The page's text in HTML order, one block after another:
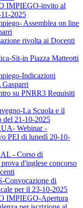
IMPIEGO-invito al
2025
Assemblea on line
rivolta ai Docenti
Sit-in Piazza Matteotti
Indicazioni
su PNRR3 Requisiti
La Scuola e il
del 21-10-2025
Webinar -
PEI di lunedì 20-10-
- Corso di
d'inglese concorso
di
per il 23-10-2025
IMPIEGO-Apertura